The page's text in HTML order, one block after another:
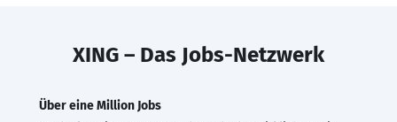
XING – Das Jobs-Netzwerk
Über eine Million Jobs